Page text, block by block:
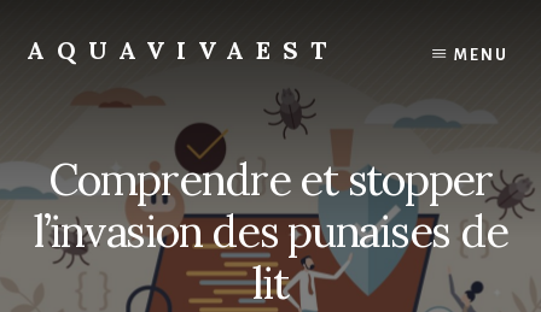
content
AQUAVIVAEST MENU
Comprendre et stopper
l’invasion des punaises de
lit